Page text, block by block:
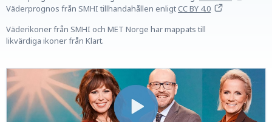
Väderprognos från SMHI tillhandahållen enligtCC BY 4.0
Väderikoner från SMHI och MET Norge har mappats till
likvärdiga ikoner från Klart.